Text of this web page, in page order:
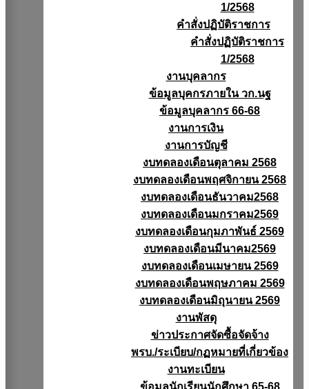
1/2568
คำสั่งปฏิบัติราชการ
คำสั่งปฏิบัติราชการ
1/2568
งานบุคลากร
ข้อมูลบุคกรภายใน วก.นฐ
ข้อมูลบุคลากร 66-68
งานการเงิน
งานการบัญชี
งบทดลองเดือนตุลาคม 2568
งบทดลองเดือนพฤศจิกายน 2568
งบทดลองเดือนธันวาคม2568
งบทดลองเดือนมกราคม2569
งบทดลองเดือนกุมภาพันธ์ 2569
งบทดลองเดือนมีนาคม2569
งบทดลองเดือนเมษายน 2569
งบทดลองเดือนพฤษภาคม 2569
งบทดลองเดือนมิถุนายน 2569
งานพัสดุ
ข่าวประกาศจัดซื้อจัดจ้าง
พรบ./ระเบียบ/กฏหมายที่เกี่ยวข้อง
งานทะเบียน
ข้อมูลนักเรียนนักศึกษา 65-68